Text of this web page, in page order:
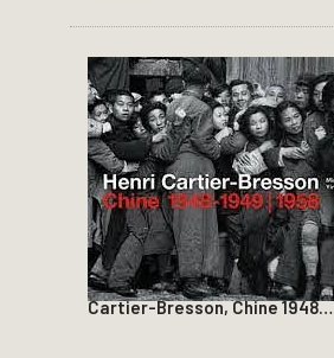
Cartier-Bresson, Chine 1948…